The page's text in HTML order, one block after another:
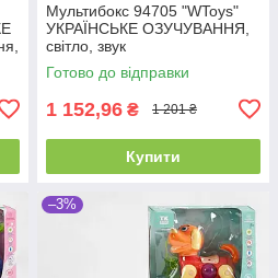
Мультибокс 94705 "WToys"
УКРАЇНСЬКЕ ОЗУЧУВАННЯ,
світло, звук
Готово до відправки
1 152,96 ₴ 1 201 ₴
Купити
–3%